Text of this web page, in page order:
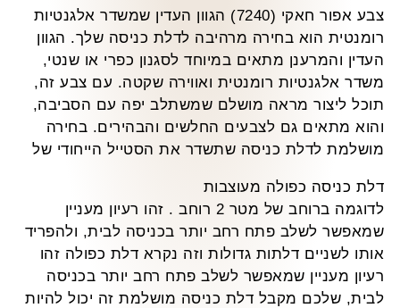
צבע אפור חאקי (7240) הגוון העדין שמשדר אלגנטיות
רומנטית הוא בחירה מרהיבה לדלת כניסה שלך. הגוון
העדין והמרענן מתאים במיוחד לסגנון כפרי או שנטי,
משדר אלגנטיות רומנטית ואווירה שקטה. עם צבע זה,
תוכל ליצור מראה מושלם שמשתלב יפה עם הסביבה,
והוא מתאים גם לצבעים החלשים והבהירים. בחירה
מושלמת לדלת כניסה שתשדר את הסטייל הייחודי של
דלת כניסה כפולה מעוצבות
לדוגמה ברוחב של מטר 2 רוחב . זהו רעיון מעניין
שמאפשר לשלב פתח רחב יותר בכניסה לבית, ולהפריד
אותו לשניים דלתות גדולות וזה נקרא דלת כפולה זהו
רעיון מעניין שמאפשר לשלב פתח רחב יותר בכניסה
לבית, שלכם מקבל דלת כניסה מושלמת זה יכול להיות